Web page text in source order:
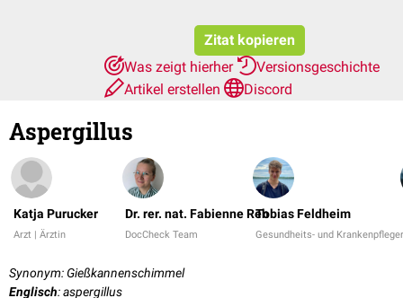
Zitat kopieren
Was zeigt hierher
Versionsgeschichte
Artikel erstellen
Discord
Aspergillus
Katja Purucker
Arzt | Ärztin
Dr. rer. nat. Fabienne Reh
DocCheck Team
Tobias Feldheim
Gesundheits- und
Synonym: Gießkannenschimmel
Englisch: aspergillus